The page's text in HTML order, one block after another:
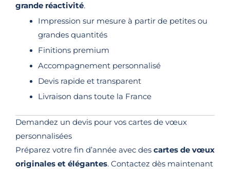
grande réactivité.
Impression sur mesure à partir de petites ou
grandes quantités
Finitions premium
Accompagnement personnalisé
Devis rapide et transparent
Livraison dans toute la France
Demandez un devis pour vos cartes de vœux
personnalisées
Préparez votre fin d’année avec des cartes de vœux
originales et élégantes. Contactez dès maintenant